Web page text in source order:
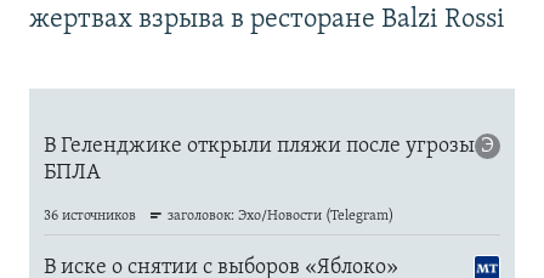
жертвах взрыва в ресторане Balzi Rossi